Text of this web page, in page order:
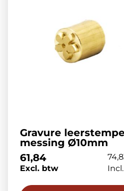
Gravure
messing Ø10mm
61,84
Excl. btw